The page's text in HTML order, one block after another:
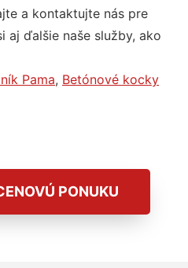
a kontaktujte nás pre
aj ďalšie naše služby, ako
Pama, Betónové kocky
PONUKU